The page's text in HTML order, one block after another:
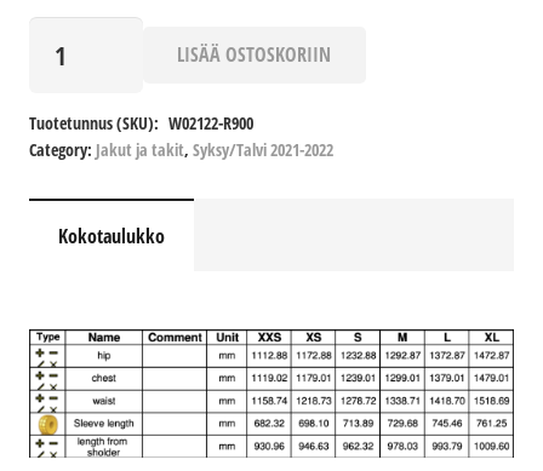
määrä
LISÄÄ OSTOSKORIIN
Tuotetunnus (SKU): W02122-R900
Category: Jakut ja takit, Syksy/Talvi 2021-2022
Kokotaulukko